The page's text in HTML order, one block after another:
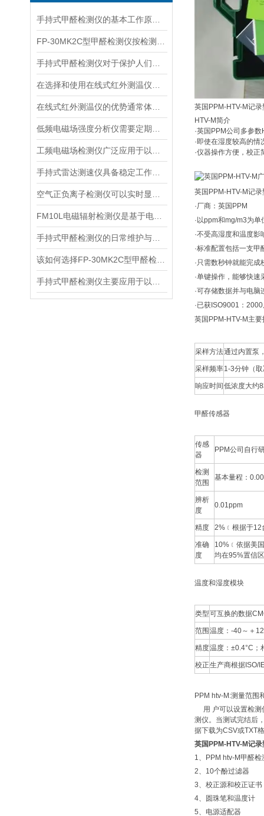
英国PPM-HTV-M记
HTV-M简介
·英国PPM公司多参
·即使在湿度较高的
·仪器操作方便，校正
英国PPM-HTV-M记
·厂商：英国PPM
·以ppm和mg/m3为
·不受高湿度和温度影
·标准配置包括一支
·只需数秒钟就能完成
·单键操作，能够快
·可存储数据并与电脑
·已获ISO9001：
英国PPM-HTV-M主
采样方法通过内置泵
采样频率1-3分钟（
响应时间低浓度大约
甲醛传感器
传感
器
PPM公司自行
检测
范围
基本量程：
辨析
度
0.01ppm
精度 2%﹝根据于12
准确
度
10%﹝依据美
均在95%置信
温度和湿度模块
类型可互换的数据
范围温度：-40～＋
精度温度：±0.4°C；
校正生产商根据ISO/
PPM htv-M:测量范围
用 户可以设置检测
测仪。当测试完结后
据下载为CSV或TXT
英国PPM-HTV-M记
1、PPM htv-M甲醛
2、10个酚过滤器
3、校正源和校正证书
4、圆珠笔和温度计
5、电源适配器